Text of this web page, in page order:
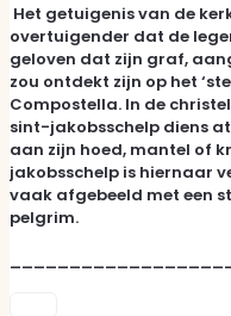
Het getuigenis van de
overtuigender dat de
geloven dat zijn graf,
zou ontdekt zijn op het
Compostella. In de
sint-jakobsschelp diens
aan zijn hoed, mantel of
jakobsschelp is hiernaar
vaak afgebeeld met een
pelgrim.